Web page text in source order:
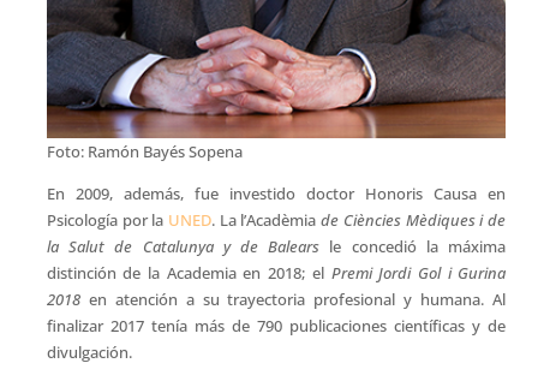
Foto: Ramón Bayés Sopena
En 2009, además, fue investido doctor Honoris Causa en
Psicología por la UNED. La l’Acadèmiade Ciències Mèdiques i de
la Salut de Catalunya y de Balears le concedió la máxima
distinción de la Academia en 2018; el Premi Jordi Gol i Gurina
2018en atención a su trayectoria profesional y humana. Al
finalizar 2017 tenía más de 790 publicaciones científicas y de
divulgación.